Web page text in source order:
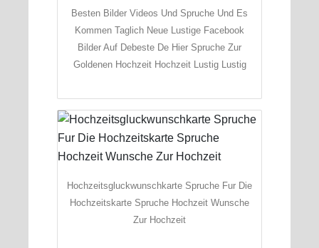
Besten Bilder Videos Und Spruche Und Es
Kommen Taglich Neue Lustige Facebook
Bilder Auf Debeste De Hier Spruche Zur
Goldenen Hochzeit Hochzeit Lustig Lustig
Hochzeitsgluckwunschkarte Spruche Fur Die
Hochzeitskarte Spruche Hochzeit Wunsche
Zur Hochzeit